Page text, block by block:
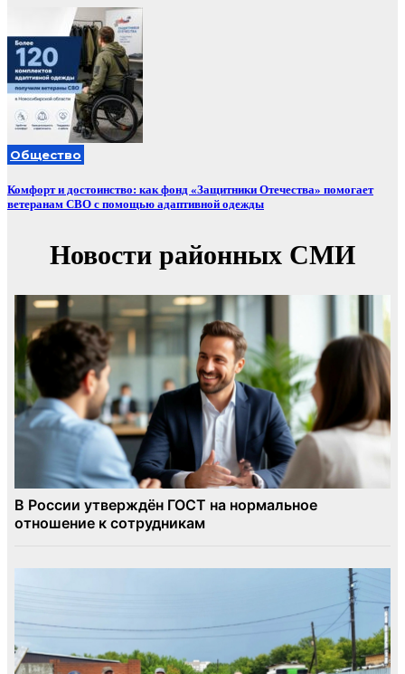
Общество
Комфорт и достоинство: как фонд «Защитники Отечества» помогает
ветеранам СВО с помощью адаптивной одежды